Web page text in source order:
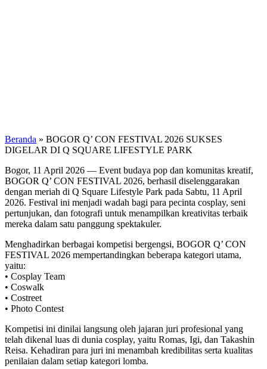
Beranda » BOGOR Q’ CON FESTIVAL 2026 SUKSES
DIGELAR DI Q SQUARE LIFESTYLE PARK
Bogor, 11 April 2026 — Event budaya pop dan komunitas kreatif,
BOGOR Q’ CON FESTIVAL 2026, berhasil diselenggarakan
dengan meriah di Q Square Lifestyle Park pada Sabtu, 11 April
2026. Festival ini menjadi wadah bagi para pecinta cosplay, seni
pertunjukan, dan fotografi untuk menampilkan kreativitas terbaik
mereka dalam satu panggung spektakuler.
Menghadirkan berbagai kompetisi bergengsi, BOGOR Q’ CON
FESTIVAL 2026 mempertandingkan beberapa kategori utama,
yaitu:
• Cosplay Team
• Coswalk
• Costreet
• Photo Contest
Kompetisi ini dinilai langsung oleh jajaran juri profesional yang
telah dikenal luas di dunia cosplay, yaitu Romas, Igi, dan Takashin
Reisa. Kehadiran para juri ini menambah kredibilitas serta kualitas
penilaian dalam setiap kategori lomba.